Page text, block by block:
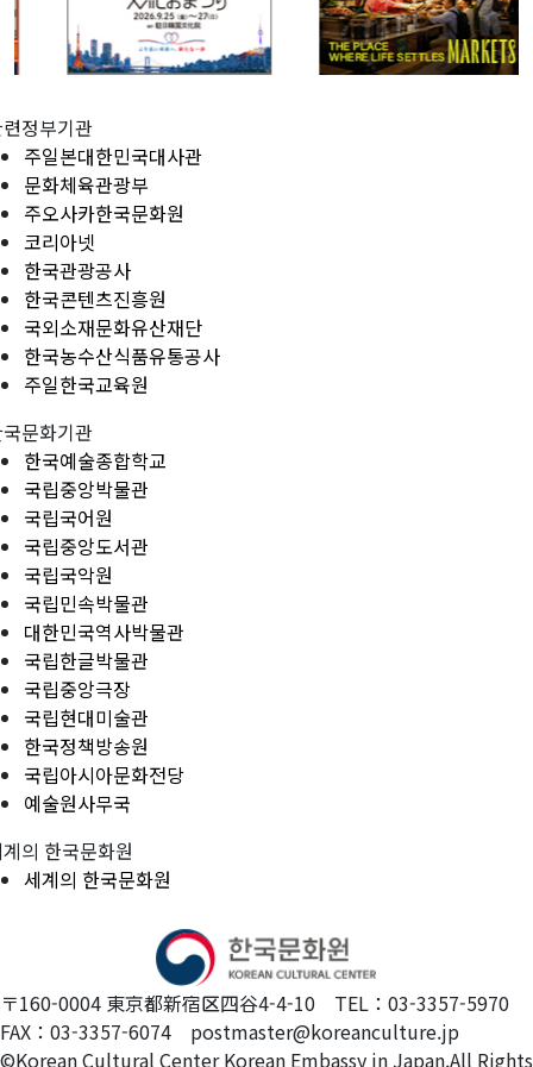
정부기관
주일본대한민국대사관
문화체육관광부
주오사카한국문화원
코리아넷
한국관광공사
한국콘텐츠진흥원
국외소재문화유산재단
한국농수산식품유통공사
주일한국교육원
문화기관
한국예술종합학교
국립중앙박물관
국립국어원
국립중앙도서관
국립국악원
국립민속박물관
대한민국역사박물관
국립한글박물관
국립중앙극장
국립현대미술관
한국정책방송원
국립아시아문화전당
예술원사무국
의 한국문화원
세계의 한국문화원
〒160-0004 東京都新宿区四谷4-4-10 TEL：03-3357-5970
FAX：03-3357-6074 postmaster@koreanculture.jp
©Korean Cultural Center Korean Embassy in Japan.All Rights